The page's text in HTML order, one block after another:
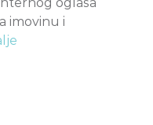
imovinu i